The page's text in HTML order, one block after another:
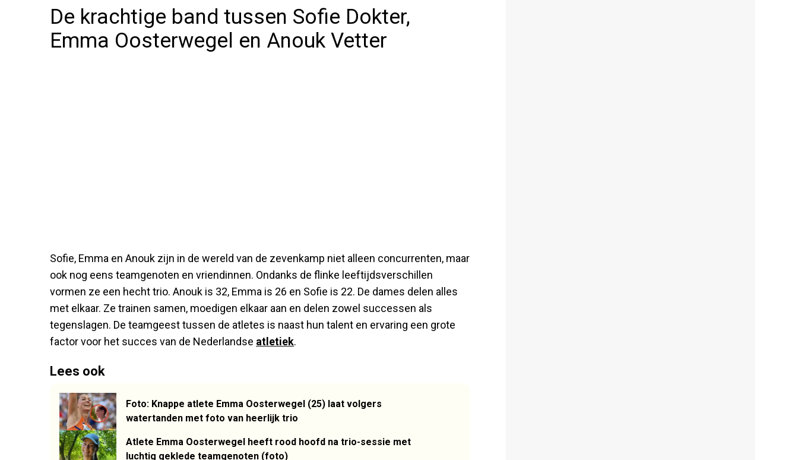
De krachtige band tussen Sofie Dokter,
Emma Oosterwegel en Anouk Vetter
Sofie, Emma en Anouk zijn in de wereld van de zevenkamp niet alleen concurrenten, maar
ook nog eens teamgenoten en vriendinnen. Ondanks de flinke leeftijdsverschillen
vormen ze een hecht trio. Anouk is 32, Emma is 26 en Sofie is 22. De dames delen alles
met elkaar. Ze trainen samen, moedigen elkaar aan en delen zowel successen als
tegenslagen. De teamgeest tussen de atletes is naast hun talent en ervaring een grote
factor voor het succes van de Nederlandse atletiek.
Lees ook
Foto: Knappe atlete Emma Oosterwegel (25) laat volgers
watertanden met foto van heerlijk trio
Atlete Emma Oosterwegel heeft rood hoofd na trio-sessie met
luchtig geklede teamgenoten (foto)